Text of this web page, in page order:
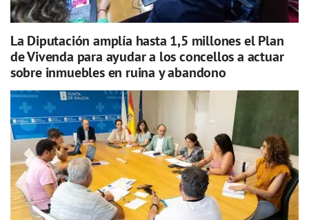
La Diputación amplía hasta 1,5 millones el Plan
de Vivenda para ayudar a los concellos a actuar
sobre inmuebles en ruina y abandono